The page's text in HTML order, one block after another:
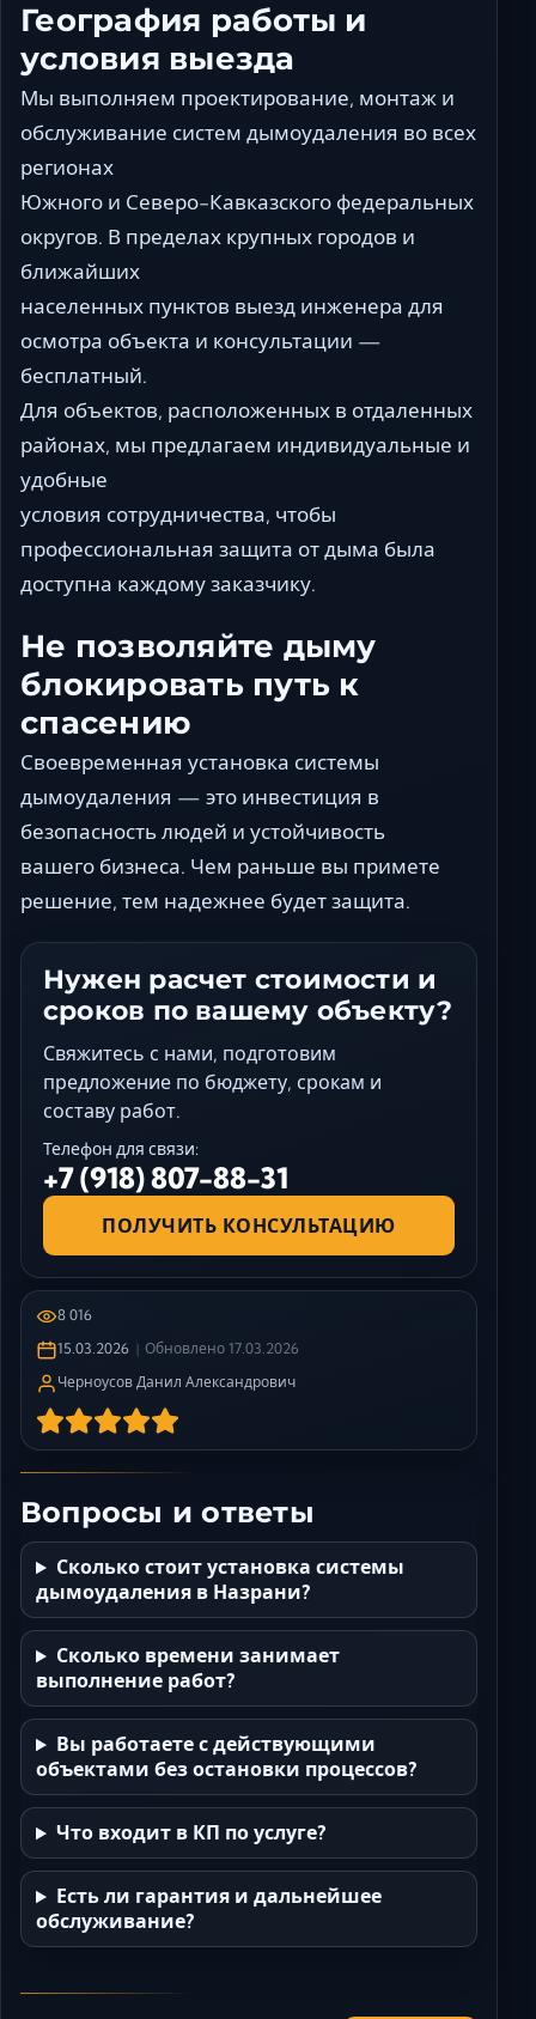
География работы и
условия выезда
Мы выполняем проектирование, монтаж и
обслуживание систем дымоудаления во всех
регионах
Южного и Северо-Кавказского федеральных
округов. В пределах крупных городов и
ближайших
населенных пунктов выезд инженера для
осмотра объекта и консультации —
бесплатный.
Для объектов, расположенных в отдаленных
районах, мы предлагаем индивидуальные и
удобные
условия сотрудничества, чтобы
профессиональная защита от дыма была
доступна каждому заказчику.
Не позволяйте дыму
блокировать путь к
спасению
Своевременная установка системы
дымоудаления — это инвестиция в
безопасность людей и устойчивость
вашего бизнеса. Чем раньше вы примете
решение, тем надежнее будет защита.
Нужен расчет стоимости и
сроков по вашему объекту?
Свяжитесь с нами, подготовим
предложение по бюджету, срокам и
составу работ.
Телефон для связи:
+7 (918) 807-88-31
ПОЛУЧИТЬ КОНСУЛЬТАЦИЮ
8 016
15.03.2026
Обновлено 17.03.2026
Черноусов Данил Александрович
Вопросы и ответы
Сколько стоит установка системы
дымоудаления в Назрани?
Сколько времени занимает
выполнение работ?
Вы работаете с действующими
объектами без остановки процессов?
Что входит в КП по услуге?
Есть ли гарантия и дальнейшее
обслуживание?